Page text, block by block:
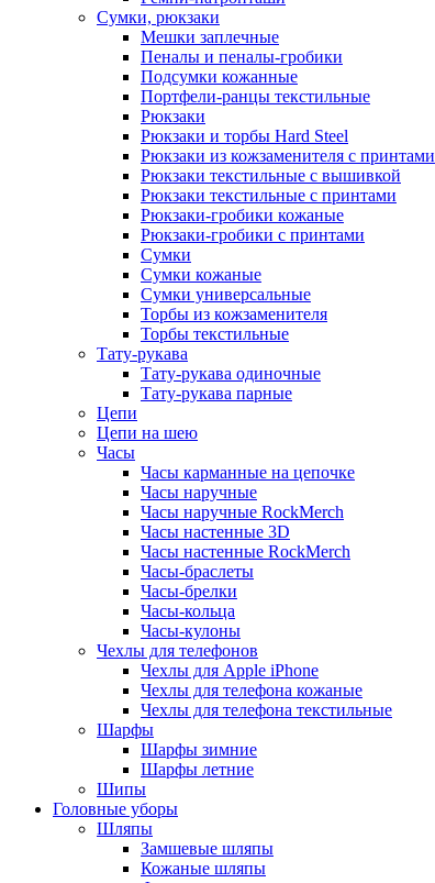
Сумки, рюкзаки
Мешки заплечные
Пеналы и пеналы-гробики
Подсумки кожанные
Портфели-ранцы текстильные
Рюкзаки
Рюкзаки и торбы Hard Steel
Рюкзаки из кожзаменителя с принтами
Рюкзаки текстильные с вышивкой
Рюкзаки текстильные с принтами
Рюкзаки-гробики кожаные
Рюкзаки-гробики с принтами
Сумки
Сумки кожаные
Сумки универсальные
Торбы из кожзаменителя
Торбы текстильные
Тату-рукава
Тату-рукава одиночные
Тату-рукава парные
Цепи
Цепи на шею
Часы
Часы карманные на цепочке
Часы наручные
Часы наручные RockMerch
Часы настенные 3D
Часы настенные RockMerch
Часы-браслеты
Часы-брелки
Часы-кольца
Часы-кулоны
Чехлы для телефонов
Чехлы для Apple iPhone
Чехлы для телефона кожаные
Чехлы для телефона текстильные
Шарфы
Шарфы зимние
Шарфы летние
Шипы
Головные уборы
Шляпы
Замшевые шляпы
Кожаные шляпы